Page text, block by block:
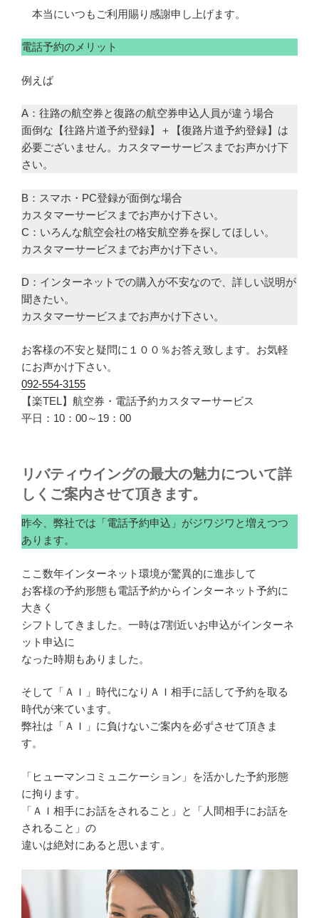
本当にいつもご利用賜り感謝申し上げます。
電話予約のメリット
例えば
A：往路の航空券と復路の航空券申込人員が違う場合
面倒な【往路片道予約登録】＋【復路片道予約登録】は
必要ございません。カスタマーサービスまでお声かけ下
さい。
B：スマホ・PC登録が面倒な場合
カスタマーサービスまでお声かけ下さい。
C：いろんな航空会社の格安航空券を探してほしい。
カスタマーサービスまでお声かけ下さい。
D：インターネットでの購入が不安なので、詳しい説明が
聞きたい。
カスタマーサービスまでお声かけ下さい。
お客様の不安と疑問に１００％お答え致します。お気軽
にお声かけ下さい。
092-554-3155
【楽TEL】航空券・電話予約カスタマーサービス
平日：10：00～19：00
リバティウイングの最大の魅力について詳
しくご案内させて頂きます。
昨今、弊社では「電話予約申込」がジワジワと増えつつ
あります。
ここ数年インターネット環境が驚異的に進歩して
お客様の予約形態も電話予約からインターネット予約に
大きく
シフトしてきました。一時は7割近いお申込がインターネ
ット申込に
なった時期もありました。
そして「ＡＩ」時代になりＡＩ相手に話して予約を取る
時代が来ています。
弊社は「ＡＩ」に負けないご案内を必ずさせて頂きま
す。
「ヒューマンコミュニケーション」を活かした予約形態
に拘ります。
「ＡＩ相手にお話をされること」と「人間相手にお話を
されること」の
違いは絶対にあると思います。